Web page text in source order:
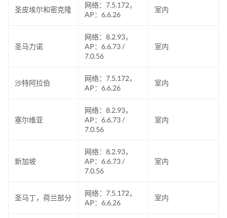
圣皮埃尔和密克隆
网络：7.5.172，
AP：6.6.26
室内
圣马力诺
网络：8.2.93，
AP：6.6.73 /
7.0.56
室内
沙特阿拉伯
网络：7.5.172，
AP：6.6.26
室内
塞尔维亚
网络：8.2.93，
AP：6.6.73 /
7.0.56
室内
新加坡
网络：8.2.93，
AP：6.6.73 /
7.0.56
室内
圣马丁，荷兰部分
网络：7.5.172，
AP：6.6.26
室内